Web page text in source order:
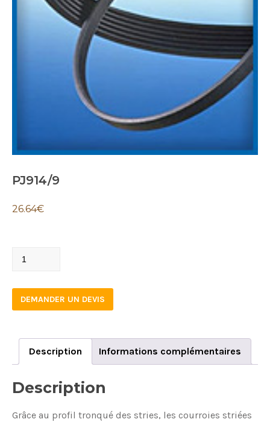
PJ914/9
26.64€
PJ914/9
DEMANDER UN DEVIS
Description Informations complémentaires
Description
Grâce au profil tronqué des stries, les courroies striées